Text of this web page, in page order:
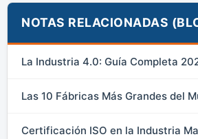
NOTAS RELACIONADAS
La Industria 4.0: Guía Completa
Las 10 Fábricas Más Grandes del
Certificación ISO en la Industria